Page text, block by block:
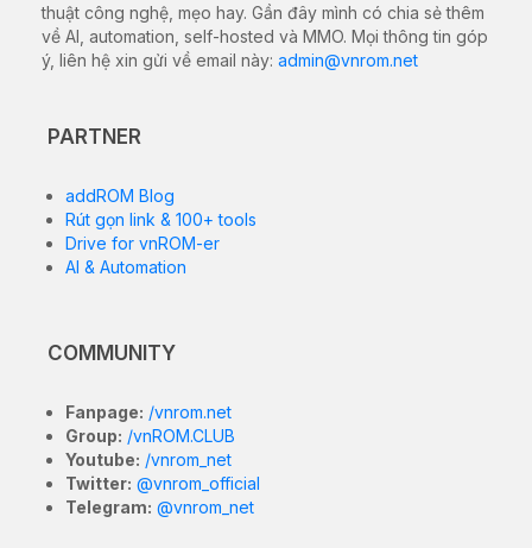
thuật công nghệ, mẹo hay. Gần đây mình có chia sẻ thêm
về AI, automation, self-hosted và MMO. Mọi thông tin góp
ý, liên hệ xin gửi về email này: admin@vnrom.net
PARTNER
addROM Blog
Rút gọn link & 100+ tools
Drive for vnROM-er
AI & Automation
COMMUNITY
Fanpage: /vnrom.net
Group: /vnROM.CLUB
Youtube: /vnrom_net
Twitter: @vnrom_official
Telegram: @vnrom_net